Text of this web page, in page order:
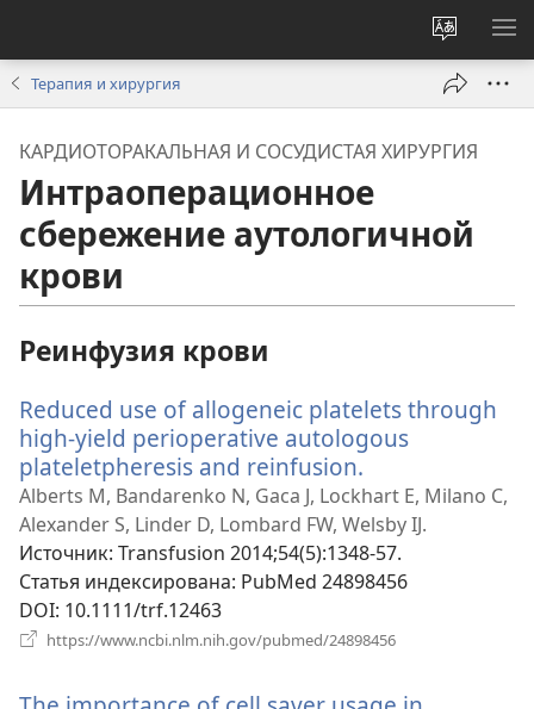
язык
сайта
Терапия и хирургия
КАРДИОТОРАКАЛЬНАЯ И СОСУДИСТАЯ ХИРУРГИЯ
Интраоперационное
сбережение аутологичной
крови
Реинфузия крови
Reduced use of allogeneic platelets through
high-yield perioperative autologous
plateletpheresis and reinfusion.
в
новом
окне)
Alberts M, Bandarenko N, Gaca J, Lockhart E, Milano C,
Alexander S, Linder D, Lombard FW, Welsby IJ.
Источник‎: Transfusion 2014;54(5):1348-57.
Статья индексирована‎: PubMed 24898456
DOI‎: 10.1111/trf.12463
https://www.ncbi.nlm.nih.gov/pubmed/24898456
окне)